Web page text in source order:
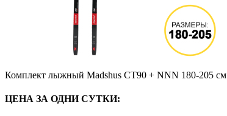
Комплект лыжный Madshus CT90 + NNN 180-205 см
ЦЕНА ЗА ОДНИ СУТКИ: